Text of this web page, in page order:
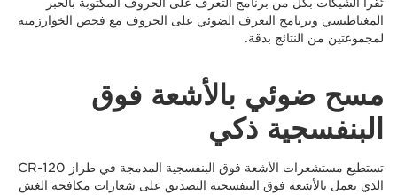
المغناطيسي وبرنامج التعرف الضوئي على الحروف مع فحص الخوارزمية
لمجموعتين من النتائج بدقة.
مسح ضوئي بالأشعة فوق
البنفسجية ذكي
تستطيع مستشعرات الأشعة فوق البنفسجية المدمجة في طراز CR-120
الذي يعمل بالأشعة فوق البنفسجية التصديق على شعارات مكافحة الغش